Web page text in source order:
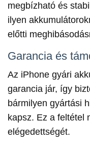
megbízható és
ilyen
előtti
Garancia és
Az iPhone gyári
garancia jár, így
bármilyen gyártási
kapsz. Ez a feltétel
elégedettségét.